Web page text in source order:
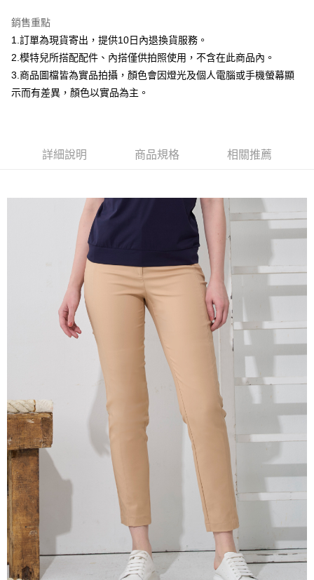
聯邦商業銀行
元大商業銀行
永豐商業銀行
台新國際商業銀行
中國信託商業銀行
台灣樂天信用卡公司
悠遊付
Google Pay
全盈+PAY
【大哥付你分期使用說明】
1.本服務由台灣大哥大提供，台灣大哥大用戶可立即使用無須另外申請。
成交易。
3.實際核准額度、可分期數及費用金額請依後續交易確認頁面所載為準。
4.訂單成立30分鐘內，如未前往確認交易或遇審核未通過，訂單將自動取
消。如遇「轉專審核」未通過狀況，表示未達大哥付你分期系統評分，恕無
法說明評估內容。
【繳款方式說明】
1.分期款項不併入電信帳單，「大哥付你分期」於每月結算日後寄送繳費提
2.透過簡訊連結打開帳單後，可選擇「超商條碼／台灣大直營門市／銀行轉
帳／街口支付／iPASS MONEY」等通路繳費。
1.本服務係由「台灣大哥大股份有限公司」（以下簡稱本公司）所提供，讓
用戶於交易時，得透過本服務購買商品或服務，並由商店將買賣／分期付款
買賣價金債權讓與本公司後，依約使用本公司帳單繳交帳款。
2.基於同意付款使用「大哥付你分期」之契約關係目的，商店將以您的個人
資料（包含姓名、電話或地址）提供予台灣大哥大進項蒐集、處理及利用，
由本公司與您本人進行分期帳單所需資料之確認、核對及更正。
3.完整用戶服務條款，請詳閱以下連結：
https://oppay.tw/userRule
AFTEE先享後付
AFTEE先享後付是「在收到商品之後才付款」的支付方式。 讓您購物簡單
１．簡單：不需註冊會員、不需綁卡、不需儲值。
２．便利：只要手機號碼，簡訊認證，即可結帳。
３．安心：先確認商品／服務後，再付款。
【「AFTEE先享後付」結帳流程】
１．於結帳方式選擇「AFTEE先享後付」後，將跳轉至「AFTEE先享後付」
結帳頁面，進行簡訊認證並確認金額後，即可完成結帳。
２．訂單成立數日內，您將收到繳費通知簡訊。
３．收到繳費通知簡訊後14天內，點擊此簡訊中的連結，可透過四大超商／
ATM／網路銀行／等多元方式進行付款，方視為交易完成。
※ 請注意：結帳手續完成當下不需立刻繳費，但若您需要取消訂單，請聯絡
購買商品的店家。未經商家同意取消之訂單仍視為有效，需透過AFTEE先享
後付繳納相關費用。
※ 交易是否成功請以「AFTEE先享後付 」之結帳頁面顯示為準，若有關於
是否繳費成功／繳費後需取消欲退款等相關疑問，請聯繫「AFTEE先享後付
客戶支援中心」
https://netprotections.freshdesk.com/support/home
【注意事項】
１．透過由恩沛科技股份有限公司提供之「AFTEE先享後付」服務完成之交
易，需依本服務之必要範圍內提供個人資料，並將交易相關給付款項請求債
權轉讓予恩沛科技股份有限公司。
２．關於個人資料處理事宜，請瀏覽以下網址：
https://aftee.tw/terms/#terms3
３．未成年的使用者請事先徵得法定代理人或監護人之同意方可使用
「AFTEE先享後付」，若未經同意申辦者引起之損失，本公司不負相關責
任。
４．使用「AFTEE先享後付」時，將依據個別帳號之用戶狀況，依本公司即
時審查核予不同之上限額度；若仍有額度不足之情形，本公司將視審查結果
每筆NT$120，滿NT$2,000(含以上)免運費
7-11取貨付款
每筆NT$120，滿NT$2,000(含以上)免運費
每筆NT$120，滿NT$2,000(含以上)免運費
銷售重點
1.訂單為現貨寄出，提供10日內退換貨服務。
2.模特兒所搭配配件、內搭僅供拍照使用，不含在此商品內。
3.商品圖檔皆為實品拍攝，顏色會因燈光及個人電腦或手機螢幕顯
示而有差異，顏色以實品為主。
詳細說明 商品規格 相關推薦